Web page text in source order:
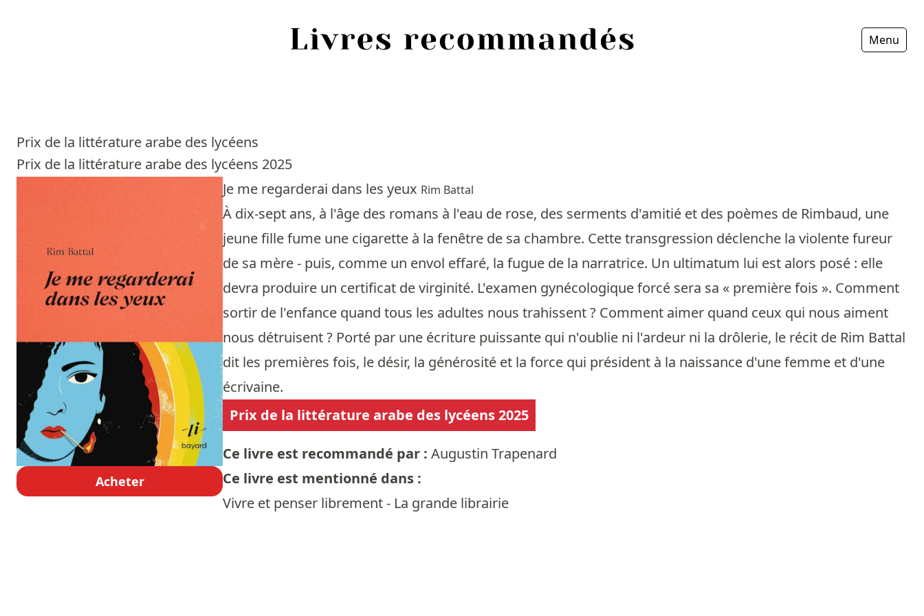
Menu
Prix de la littérature arabe des lycéens
Prix de la littérature arabe des lycéens 2025
Acheter
Je me regarderai dans les yeux Rim Battal
À dix-sept ans, à l'âge des romans à l'eau de rose, des serments d'amitié et des poèmes de Rimbaud, une
jeune fille fume une cigarette à la fenêtre de sa chambre. Cette transgression déclenche la violente fureur
de sa mère - puis, comme un envol effaré, la fugue de la narratrice. Un ultimatum lui est alors posé : elle
devra produire un certificat de virginité. L'examen gynécologique forcé sera sa « première fois ». Comment
sortir de l'enfance quand tous les adultes nous trahissent ? Comment aimer quand ceux qui nous aiment
nous détruisent ? Porté par une écriture puissante qui n'oublie ni l'ardeur ni la drôlerie, le récit de Rim Battal
dit les premières fois, le désir, la générosité et la force qui président à la naissance d'une femme et d'une
écrivaine.
Prix de la littérature arabe des lycéens 2025
Ce livre est recommandé par : Augustin Trapenard
Ce livre est mentionné dans :
Vivre et penser librement - La grande librairie
Sources
Livres les plus recommandés
Prix littéraires